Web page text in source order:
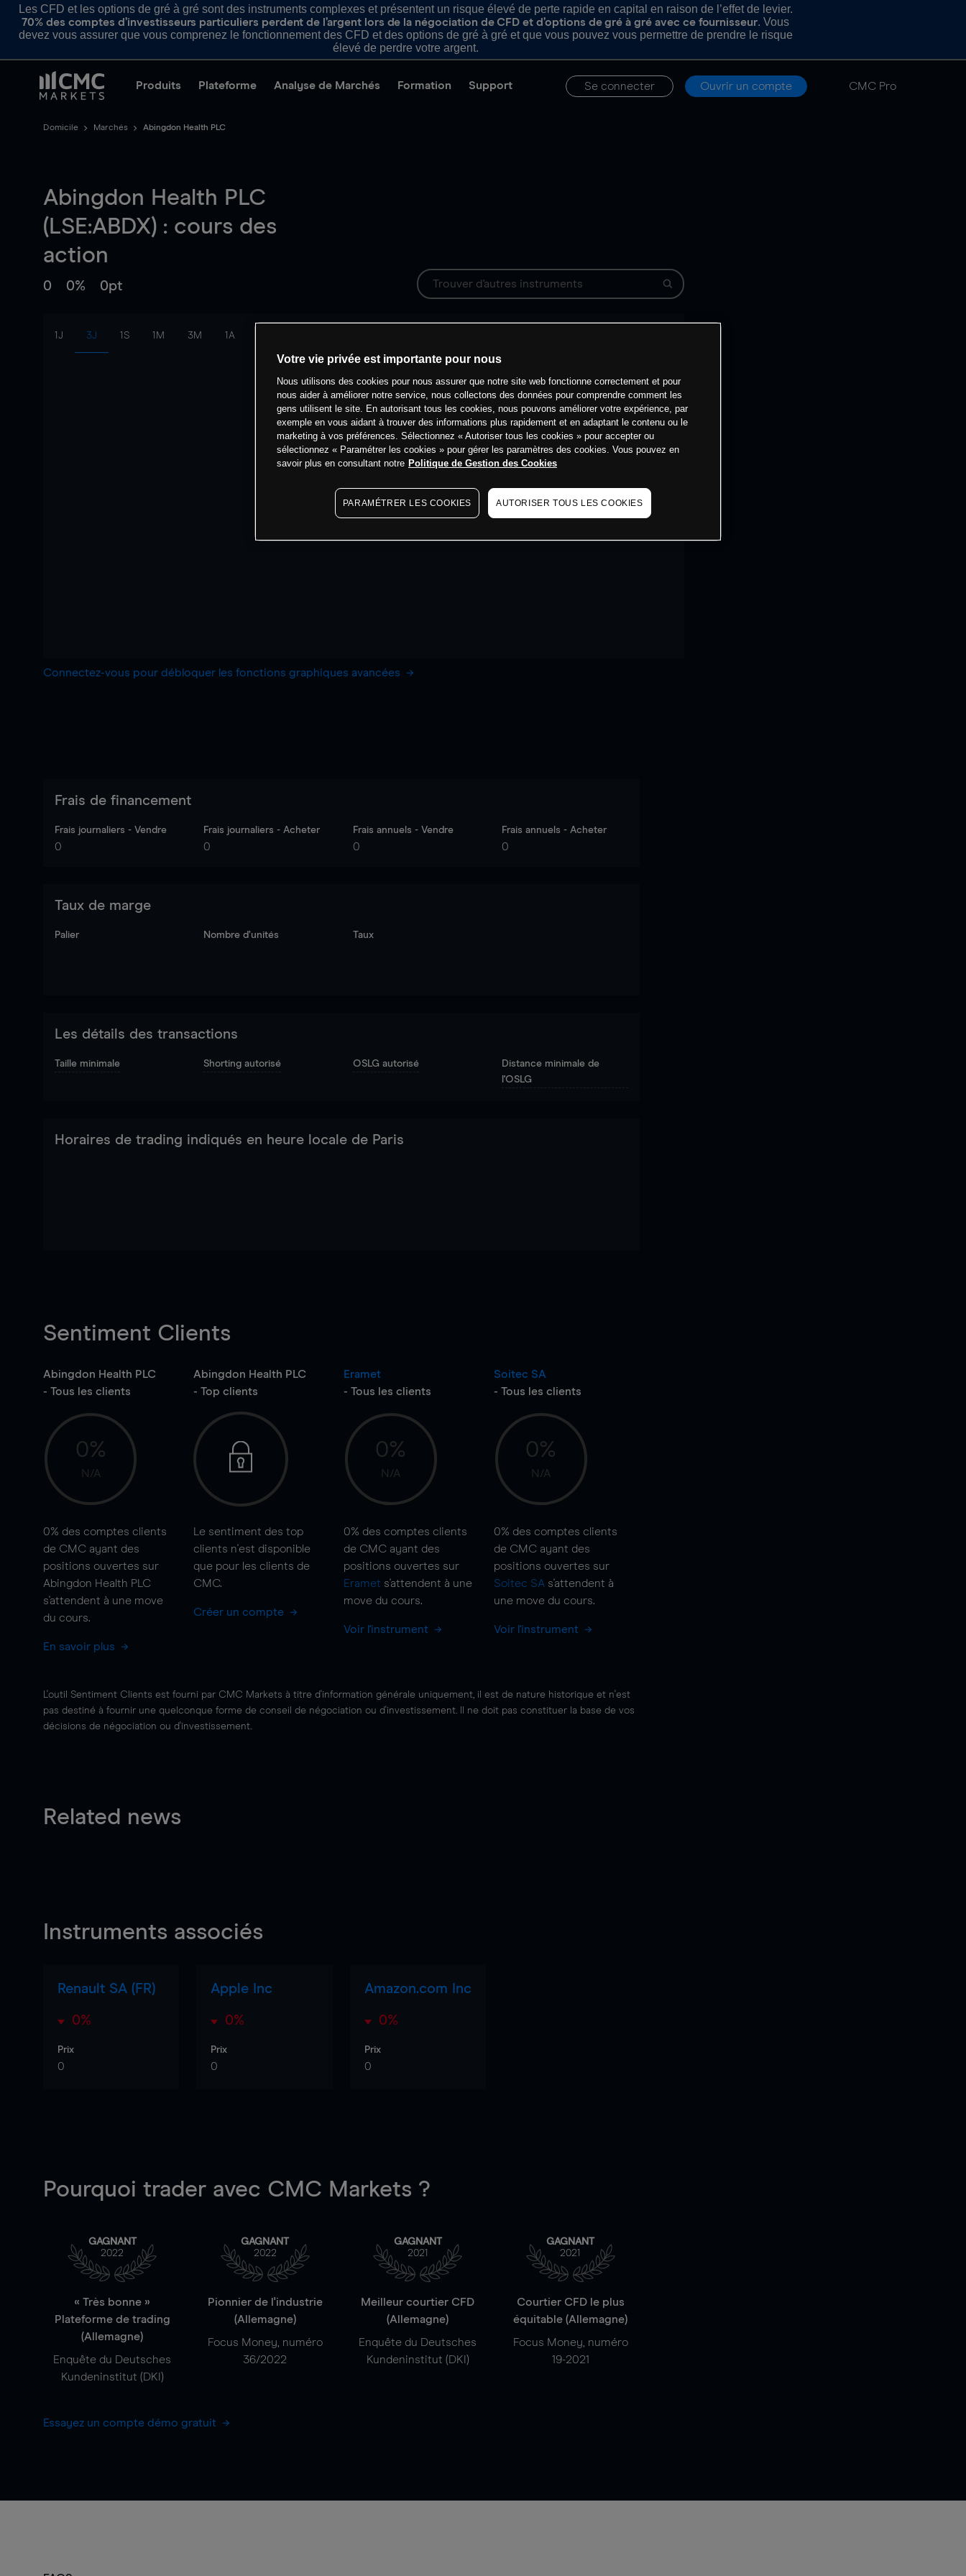
Les CFD et les options de gré à gré sont des instruments complexes et présentent un risque élevé de perte rapide en capital en raison de l’effet de levier.
70% des comptes d’investisseurs particuliers perdent de l’argent lors de la négociation de CFD et d’options de gré à gré avec ce fournisseur. Vous
devez vous assurer que vous comprenez le fonctionnement des CFD et des options de gré à gré et que vous pouvez vous permettre de prendre le risque
élevé de perdre votre argent.
Produits Plateforme Analyse de Marchés Formation Support Se connecter Ouvrir un compte CMC Pro
Domicile Marchés Abingdon Health PLC
Abingdon Health PLC
(LSE:ABDX) : cours des
action
0 0% 0pt
1J 3J 1S 1M 3M 1A
Connectez-vous pour débloquer les fonctions graphiques avancées
Frais de financement
Frais journaliers - Vendre
0
Frais journaliers - Acheter
0
Frais annuels - Vendre
0
Frais annuels - Acheter
0
Taux de marge
Palier Nombre d’unités Taux
Les détails des transactions
Taille minimale Shorting autorisé OSLG autorisé
Distance minimale de
l'OSLG
Horaires de trading indiqués en heure locale de Paris
Sentiment Clients
Abingdon Health PLC
- Tous les clients
0%
N/A
0% des comptes clients
de CMC ayant des
positions ouvertes sur
Abingdon Health PLC
s'attendent à une move
du cours.
En savoir plus
Abingdon Health PLC
- Top clients
Le sentiment des top
clients n'est disponible
que pour les clients de
CMC.
Créer un compte
Eramet
- Tous les clients
0%
N/A
0% des comptes clients
de CMC ayant des
positions ouvertes sur
Eramet s'attendent à une
move du cours.
Voir l'instrument
Soitec SA
- Tous les clients
0%
N/A
0% des comptes clients
de CMC ayant des
positions ouvertes sur
Soitec SA s'attendent à
une move du cours.
Voir l'instrument
L'outil Sentiment Clients est fourni par CMC Markets à titre d'information générale uniquement, il est de nature historique et n'est
pas destiné à fournir une quelconque forme de conseil de négociation ou d'investissement. Il ne doit pas constituer la base de vos
décisions de négociation ou d'investissement.
Related news
Instruments associés
Renault SA (FR)
0%
Prix
0
Apple Inc
0%
Prix
0
Amazon.com Inc
0%
Prix
0
Pourquoi trader avec CMC Markets ?
GAGNANT
2022
« Très bonne »
Plateforme de trading
(Allemagne)
Enquête du Deutsches
Kundeninstitut (DKI)
GAGNANT
2022
Pionnier de l'industrie
(Allemagne)
Focus Money, numéro
36/2022
GAGNANT
2021
Meilleur courtier CFD
(Allemagne)
Enquête du Deutsches
Kundeninstitut (DKI)
GAGNANT
2021
Courtier CFD le plus
équitable (Allemagne)
Focus Money, numéro
19-2021
Essayez un compte démo gratuit
Votre vie privée est importante pour nous
Nous utilisons des cookies pour nous assurer que notre site web fonctionne correctement et pour
nous aider à améliorer notre service, nous collectons des données pour comprendre comment les
gens utilisent le site. En autorisant tous les cookies, nous pouvons améliorer votre expérience, par
exemple en vous aidant à trouver des informations plus rapidement et en adaptant le contenu ou le
marketing à vos préférences. Sélectionnez « Autoriser tous les cookies » pour accepter ou
sélectionnez « Paramétrer les cookies » pour gérer les paramètres des cookies. Vous pouvez en
savoir plus en consultant notre Politique de Gestion des Cookies
PARAMÉTRER LES COOKIES AUTORISER TOUS LES COOKIES